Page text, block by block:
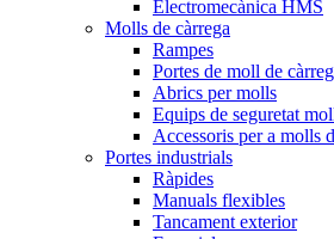
Electromecànica HMS
Molls de càrrega
Rampes
Portes de moll de
Abrics per molls
Equips de seguretat
Accessoris per a molls
Portes industrials
Ràpides
Manuals flexibles
Tancament exterior